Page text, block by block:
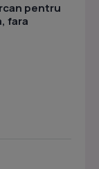
pentru
fara